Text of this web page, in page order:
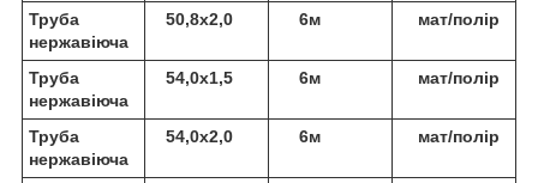
Труба
нержавіюча
50,8х2,0 6м мат/полір
Труба
нержавіюча
54,0х1,5 6м мат/полір
Труба
нержавіюча
54,0х2,0 6м мат/полір